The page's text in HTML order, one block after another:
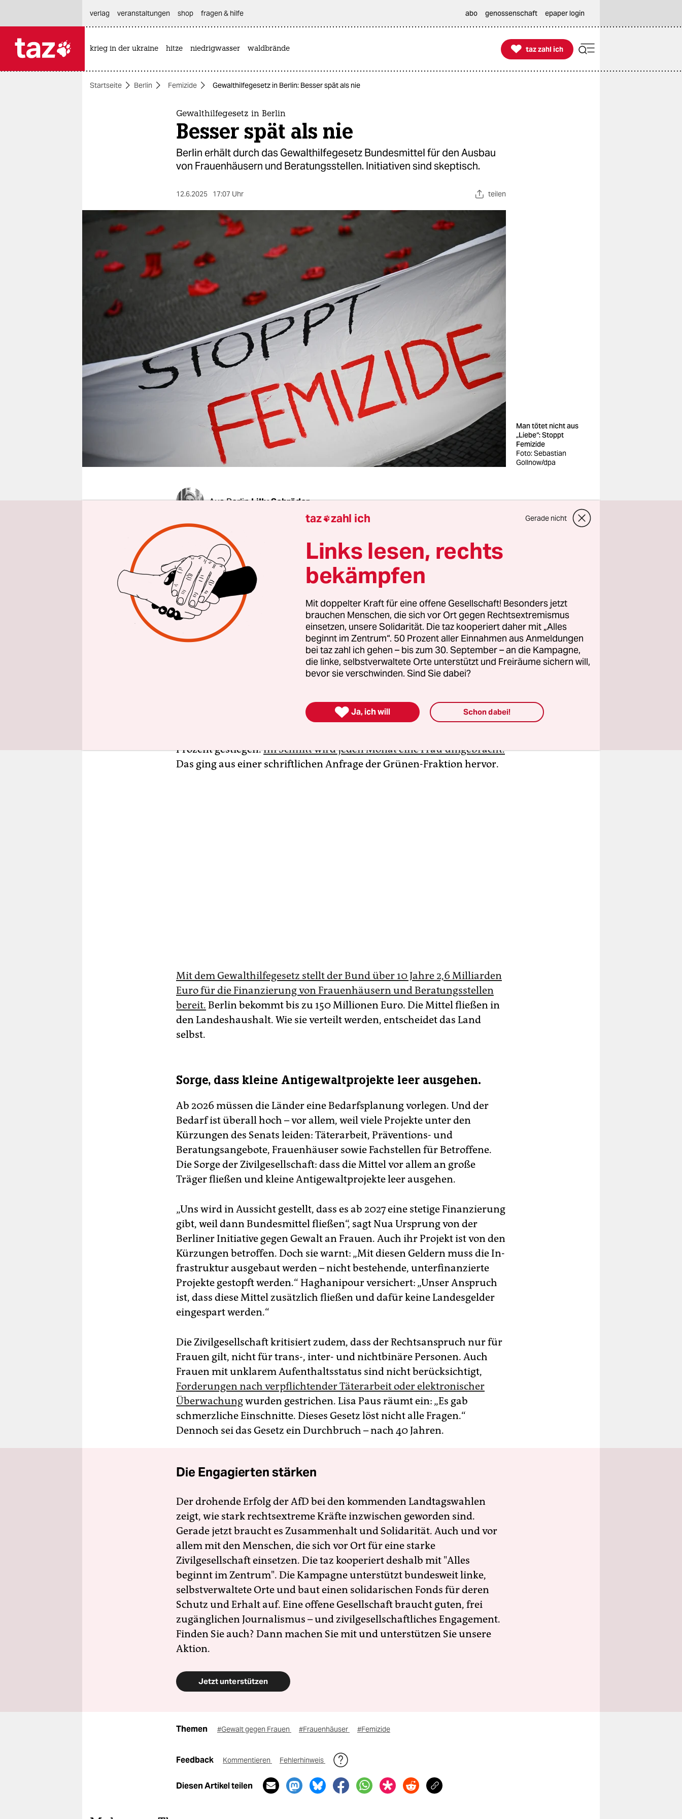
themen
berlin
nord
wahrheit
verlag
verlag
fragen & hilfe
epaper login
verlag
veranstaltungen shop fragen & hilfe abo genossenschaft epaper login
krieg in der ukraine hitze niedrigwasser waldbrände 
taz zahl ich
taz zahl ich
Startseite Berlin Femizide Gewalthilfegesetz in Berlin: Besser spät als nie
Gewalthilfegesetz in Berlin
Besser spät als nie
Berlin erhält durch das Gewalthilfegesetz Bundesmittel für den Ausbau
von Frauenhäusern und Beratungsstellen. Initiativen sind skeptisch.
12.6.2025 17:07 Uhr teilen
Man tötet nicht aus
„Liebe“: Stoppt
Femizide
Foto: Sebastian
Gollnow/dpa
Aus BerlinLilly Schröder
Das Gewalthilfegesetz des Bundes ist ein Meilenstein für den
Gewaltschutz – auch in Berlin. Das betont Bahar Haghanipour,
frauenpolitische Sprecherin der Grünen-Fraktion im
Abgeordnetenhaus, am Mittwoch bei einem Fachgespräch über das
Gesetz. Mit dabei: Ex-Bundesfamilienministerin Lisa Paus (Grüne) und
Ver­tre­te­r*in­nen von Antigewaltprojekten, Frauenverbänden sowie
Gleichstellungsbeauftragte.
Das Anfang 2025 im Bundestag verabschiedete Gesetz schreibt einen
Rechtsanspruch auf Beratung und Schutz für Frauen fest, die von
damit erstmalig zur Pflichtaufgabe der Länder und ist keine freiwillige
Leistung mehr. Das ist dringend notwendig: In Berlin ist die Zahl der
Prozent gestiegen.Im Schnitt wird jeden Monat eine Frau umgebracht.
Das ging aus einer schriftlichen Anfrage der Grünen-Fraktion hervor.
Mit dem Gewalthilfegesetz stellt der Bund über 10 Jahre 2,6 Milliarden
Euro für die Finanzierung von Frauenhäusern und Beratungsstellen
bereit. Berlin bekommt bis zu 150 Millionen Euro. Die Mittel fließen in
den Landeshaushalt. Wie sie verteilt werden, entscheidet das Land
selbst.
Sorge, dass kleine Antigewaltprojekte leer ausgehen.
Ab 2026 müssen die Länder eine Bedarfsplanung vorlegen. Und der
Bedarf ist überall hoch – vor allem, weil viele Projekte unter den
Kürzungen des Senats leiden: Täterarbeit, Präventions- und
Beratungsangebote, Frauenhäuser sowie Fachstellen für Betroffene.
Die Sorge der Zivilgesellschaft: dass die Mittel vor allem an große
Träger fließen und kleine Antigewaltprojekte leer ausgehen.
„Uns wird in Aussicht gestellt, dass es ab 2027 eine stetige Finanzierung
gibt, weil dann Bundesmittel fließen“, sagt Nua Ursprung von der
Berliner Initiative gegen Gewalt an Frauen. Auch ihr Projekt ist von den
Kürzungen betroffen. Doch sie warnt: „Mit diesen Geldern muss die In­
frastruktur ausgebaut werden – nicht bestehende, unterfinanzierte
Projekte gestopft werden.“ Haghanipour versichert: „Unser Anspruch
ist, dass diese Mittel zusätzlich fließen und dafür keine Landesgelder
eingespart werden.“
Die Zivilgesellschaft kritisiert zudem, dass der Rechtsanspruch nur für
Frauen gilt, nicht für trans-, inter- und nichtbinäre Personen. Auch
Frauen mit unklarem Aufenthaltsstatus sind nicht berücksichtigt,
Forderungen nach verpflichtender Täterarbeit oder elektronischer
Überwachungwurden gestrichen. Lisa Paus räumt ein: „Es gab
schmerzliche Einschnitte. Dieses Gesetz löst nicht alle Fragen.“
Dennoch sei das Gesetz ein Durchbruch – nach 40 Jahren.
Die Engagierten stärken
Der drohende Erfolg der AfD bei den kommenden Landtagswahlen
zeigt, wie stark rechtsextreme Kräfte inzwischen geworden sind.
Gerade jetzt braucht es Zusammenhalt und Solidarität. Auch und vor
allem mit den Menschen, die sich vor Ort für eine starke
Zivilgesellschaft einsetzen. Die taz kooperiert deshalb mit "Alles
beginnt im Zentrum". Die Kampagne unterstützt bundesweit linke,
selbstverwaltete Orte und baut einen solidarischen Fonds für deren
Schutz und Erhalt auf. Eine offene Gesellschaft braucht guten, frei
zugänglichen Journalismus – und zivilgesellschaftliches Engagement.
Finden Sie auch? Dann machen Sie mit und unterstützen Sie unsere
Aktion.
Jetzt unterstützen
Themen #Gewalt gegen Frauen #Frauenhäuser #Femizide
Feedback Kommentieren Fehlerhinweis
Diesen Artikel teilen
taz zahl ich Gerade nicht
Links lesen, rechts
bekämpfen
Mit doppelter Kraft für eine offene Gesellschaft! Besonders jetzt
brauchen Menschen, die sich vor Ort gegen Rechtsextremismus
einsetzen, unsere Solidarität. Die taz kooperiert daher mit „Alles
beginnt im Zentrum“. 50 Prozent aller Einnahmen aus Anmeldungen
bei taz zahl ich gehen – bis zum 30. September – an die Kampagne,
die linke, selbstverwaltete Orte unterstützt und Freiräume sichern will,
bevor sie verschwinden. Sind Sie dabei?
 Ja, ich will Schon dabei!